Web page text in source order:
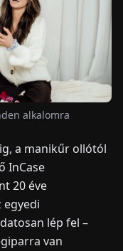
alkalomra
a manikűr ollótól
InCase
20 éve
lép fel –
van